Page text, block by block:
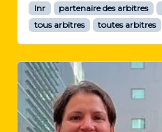
lnr partenaire des arbitres
tous arbitres
toutes arbitres